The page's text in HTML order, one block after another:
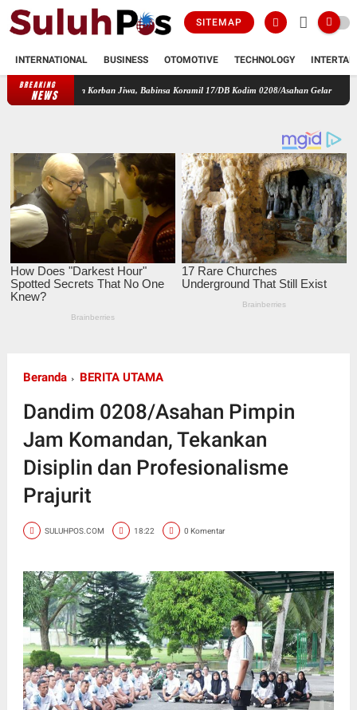
SITEMAP
INTERNATIONAL BUSINESS OTOMOTIVE TECHNOLOGY
BREAKING
NEWS
dan Korban Jiwa, Babinsa Koramil 17/DB Kodim 0208/Asahan Gelar Komsos Tegur
Beranda BERITA UTAMA
Dandim 0208/Asahan Pimpin
Jam Komandan, Tekankan
Disiplin dan Profesionalisme
Prajurit
SULUHPOS.COM 18:22 0 Komentar